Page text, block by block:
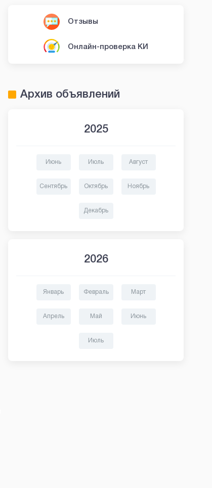
Отзывы
Онлайн-проверка КИ
Архив объявлений
2025
Июнь Июль Август
Сентябрь Октябрь Ноябрь
Декабрь
2026
Январь Февраль Март
Апрель Май Июнь
Июль